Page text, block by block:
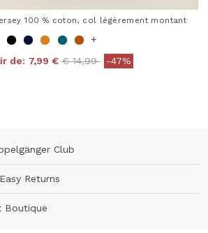
100 % coton, col légèrement montant
+
de: 7,99 € Price reduced from
€ 14,99to-47%
Club
Returns
Boutique